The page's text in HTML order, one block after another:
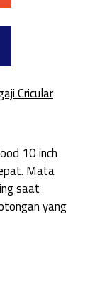
Cricular
10 inch
Mata
saat
yang